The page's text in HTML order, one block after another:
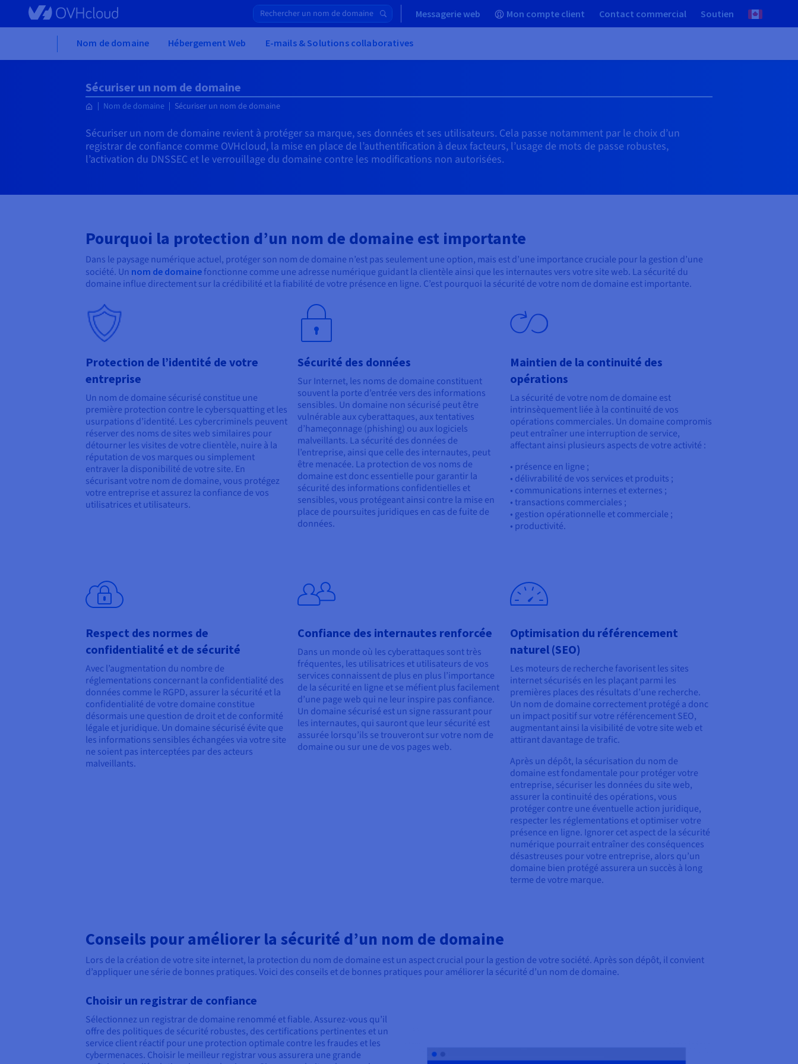
Skip to main content
Messagerie web Mon compte client Contact commercial Soutien
Nom de domaine Hébergement Web E-mails & Solutions collaboratives
Sécuriser un nom de domaine
Nom de domaine Sécuriser un nom de domaine
Sécuriser un nom de domaine revient à protéger sa marque, ses données et ses utilisateurs. Cela passe notamment par le choix d’un
registrar de confiance comme OVHcloud, la mise en place de l’authentification à deux facteurs, l’usage de mots de passe robustes,
l’activation du DNSSEC et le verrouillage du domaine contre les modifications non autorisées.
Pourquoi la protection d’un nom de domaine est importante
Dans le paysage numérique actuel, protéger son nom de domaine n’est pas seulement une option, mais est d’une importance cruciale pour la gestion d’une
société. Un nom de domainefonctionne comme une adresse numérique guidant la clientèle ainsi que les internautes vers votre site web. La sécurité du
domaine influe directement sur la crédibilité et la fiabilité de votre présence en ligne. C’est pourquoi la sécurité de votre nom de domaine est importante.
Protection de l’identité de votre
entreprise
Un nom de domaine sécurisé constitue une
première protection contre le cybersquatting et les
usurpations d’identité. Les cybercriminels peuvent
réserver des noms de sites web similaires pour
détourner les visites de votre clientèle, nuire à la
réputation de vos marques ou simplement
entraver la disponibilité de votre site. En
sécurisant votre nom de domaine, vous protégez
votre entreprise et assurez la confiance de vos
utilisatrices et utilisateurs.
Sécurité des données
Sur Internet, les noms de domaine constituent
souvent la porte d’entrée vers des informations
sensibles. Un domaine non sécurisé peut être
vulnérable aux cyberattaques, aux tentatives
d’hameçonnage (phishing) ou aux logiciels
malveillants. La sécurité des données de
l’entreprise, ainsi que celle des internautes, peut
être menacée. La protection de vos noms de
domaine est donc essentielle pour garantir la
sécurité des informations confidentielles et
sensibles, vous protégeant ainsi contre la mise en
place de poursuites juridiques en cas de fuite de
données.
Maintien de la continuité des
opérations
La sécurité de votre nom de domaine est
intrinsèquement liée à la continuité de vos
opérations commerciales. Un domaine compromis
peut entraîner une interruption de service,
affectant ainsi plusieurs aspects de votre activité :
• présence en ligne ;
• délivrabilité de vos services et produits ;
• communications internes et externes ;
• transactions commerciales ;
• gestion opérationnelle et commerciale ;
• productivité.
Respect des normes de
confidentialité et de sécurité
Avec l’augmentation du nombre de
réglementations concernant la confidentialité des
données comme le RGPD, assurer la sécurité et la
confidentialité de votre domaine constitue
désormais une question de droit et de conformité
légale et juridique. Un domaine sécurisé évite que
les informations sensibles échangées via votre site
ne soient pas interceptées par des acteurs
malveillants.
Confiance des internautes renforcée
Dans un monde où les cyberattaques sont très
fréquentes, les utilisatrices et utilisateurs de vos
services connaissent de plus en plus l’importance
de la sécurité en ligne et se méfient plus facilement
d’une page web qui ne leur inspire pas confiance.
Un domaine sécurisé est un signe rassurant pour
les internautes, qui sauront que leur sécurité est
assurée lorsqu’ils se trouveront sur votre nom de
domaine ou sur une de vos pages web.
Optimisation du référencement
naturel (SEO)
Les moteurs de recherche favorisent les sites
internet sécurisés en les plaçant parmi les
premières places des résultats d’une recherche.
Un nom de domaine correctement protégé a donc
un impact positif sur votre référencement SEO,
augmentant ainsi la visibilité de votre site web et
attirant davantage de trafic.
Après un dépôt, la sécurisation du nom de
domaine est fondamentale pour protéger votre
entreprise, sécuriser les données du site web,
assurer la continuité des opérations, vous
protéger contre une éventuelle action juridique,
respecter les réglementations et optimiser votre
présence en ligne. Ignorer cet aspect de la sécurité
numérique pourrait entraîner des conséquences
désastreuses pour votre entreprise, alors qu’un
domaine bien protégé assurera un succès à long
terme de votre marque.
Conseils pour améliorer la sécurité d’un nom de domaine
Lors de la création de votre site internet, la protection du nom de domaine est un aspect crucial pour la gestion de votre société. Après son dépôt, il convient
d’appliquer une série de bonnes pratiques. Voici des conseils et de bonnes pratiques pour améliorer la sécurité d’un nom de domaine.
Choisir un registrar de confiance
Sélectionnez un registrar de domaine renommé et fiable. Assurez-vous qu’il
offre des politiques de sécurité robustes, des certifications pertinentes et un
service client réactif pour une protection optimale contre les fraudes et les
cybermenaces. Choisir le meilleur registrar vous assurera une grande